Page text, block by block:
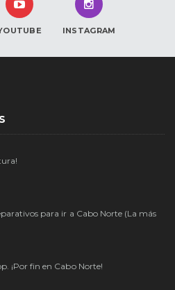
INSTAGRAM
para ir a Cabo Norte (La más
¡Por fin en Cabo Norte!